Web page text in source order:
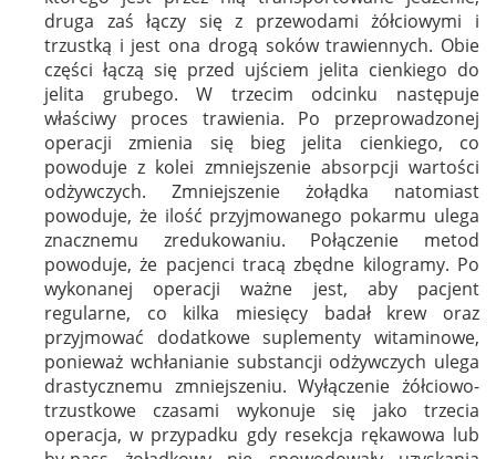
druga zaś łączy się z przewodami żółciowymi i
trzustką i jest ona drogą soków trawiennych. Obie
części łączą się przed ujściem jelita cienkiego do
jelita grubego. W trzecim odcinku następuje
właściwy proces trawienia. Po przeprowadzonej
operacji zmienia się bieg jelita cienkiego, co
powoduje z kolei zmniejszenie absorpcji wartości
odżywczych. Zmniejszenie żołądka natomiast
powoduje, że ilość przyjmowanego pokarmu ulega
znacznemu zredukowaniu. Połączenie metod
powoduje, że pacjenci tracą zbędne kilogramy. Po
wykonanej operacji ważne jest, aby pacjent
regularne, co kilka miesięcy badał krew oraz
przyjmować dodatkowe suplementy witaminowe,
ponieważ wchłanianie substancji odżywczych ulega
drastycznemu zmniejszeniu. Wyłączenie żółciowo-
trzustkowe czasami wykonuje się jako trzecia
operacja, w przypadku gdy resekcja rękawowa lub